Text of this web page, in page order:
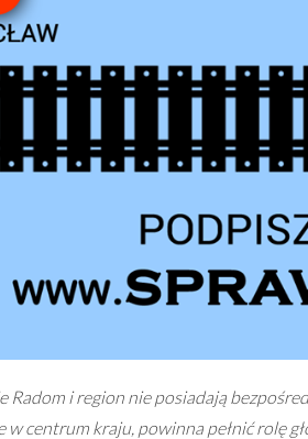
Radom i region nie posiadają
w centrum kraju, powinna pełnić rolę